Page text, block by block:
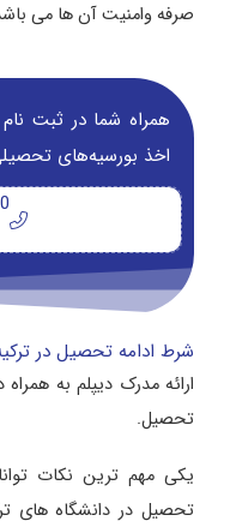
صرفه وامنیت آن ها می
همراه شما در ثبت نام
اخذ بورسیه‌های
شرط ادامه تحصیل در
ارائه مدرک دیپلم به
تحصیل.
یکی مهم ترین نکات
تحصیل در دانشگاه های